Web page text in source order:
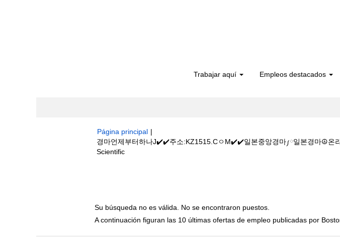
Trabajar aquí Empleos destacados
Página principal |
경마언제부터하나J✔️✔️주소:KZ1515.CㅇM✔️✔️일본중앙경마༿일본경마☮온
Scientific(página
Su búsqueda no es válida. No se encontraron puestos.
A continuación figuran las 10 últimas ofertas de empleo publicadas por